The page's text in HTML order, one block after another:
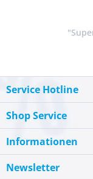
Service Hotline
Shop Service
Informationen
Newsletter